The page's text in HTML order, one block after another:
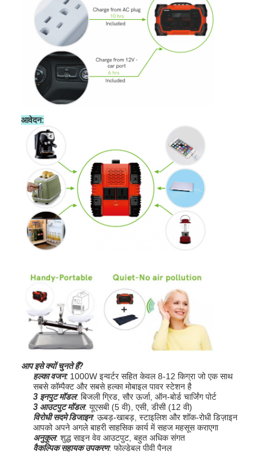
आवेदन:
आप इसे क्यों चुनते हैं?
हल्का वजन: 1000W इन्वर्टर सहित केवल 8-12 किग्रा जो एक साथ
सबसे कॉम्पैक्ट और सबसे हल्का मोबाइल पावर स्टेशन है
3 इनपुट मॉडल: बिजली ग्रिड, सौर ऊर्जा, ऑन-बोर्ड चार्जिंग पोर्ट
3 आउटपुट मॉडल: यूएसबी (5 वी), एसी, डीसी (12 वी)
विरोधी सदमे डिजाइन: ऊबड़-खाबड़, स्टाइलिश और शॉक-रोधी डिज़ाइन
आपको अपने अगले बाहरी साहसिक कार्य में सहज महसूस कराएगा
अनुकूल: शुद्ध साइन वेव आउटपुट, बहुत अधिक संगत
वैकल्पिक सहायक उपकरण: फोल्डेबल पीवी पैनल